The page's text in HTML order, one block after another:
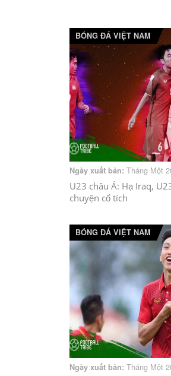
BÓNG ĐÁ VIỆT NAM
Ngày xuất bản: Tháng Một
U23 châu Á: Hạ Iraq,
chuyện cổ tích
BÓNG ĐÁ VIỆT NAM
Ngày xuất bản: Tháng Một